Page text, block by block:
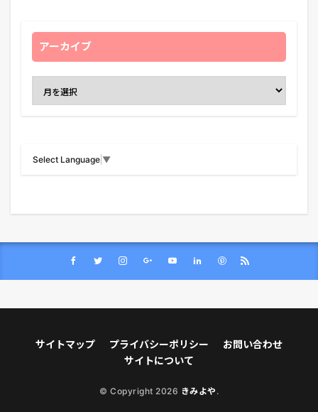
アーカイブ
Select Language ▼
サイトマップ プライバシーポリシー
お問い合わせ
サイトについて
© Copyright 2026 きみよや .